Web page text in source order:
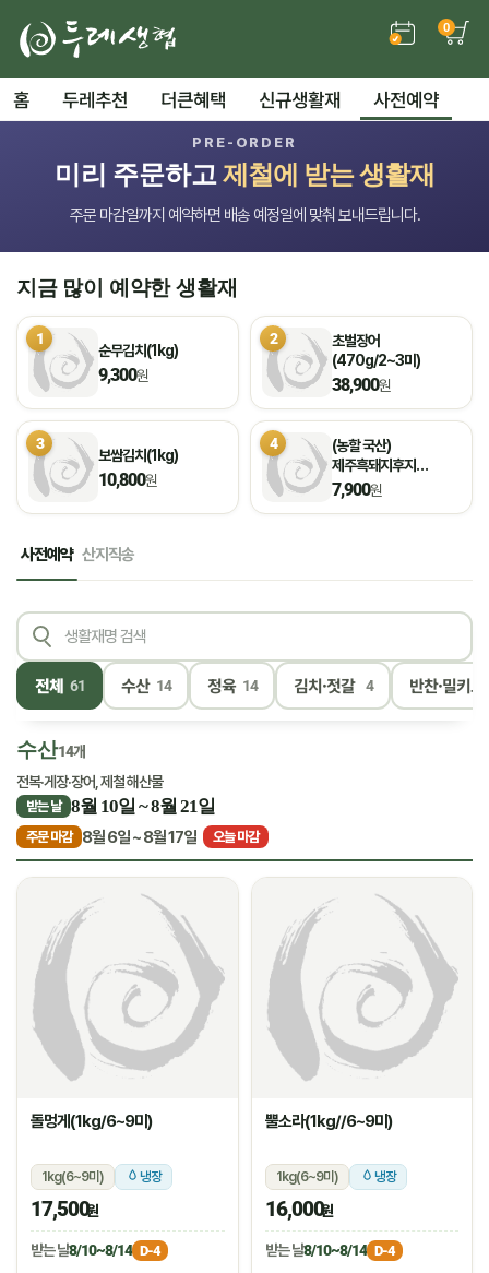
0
홈 두레추천 더큰혜택 신규생활재 사전예약
PRE-ORDER
미리 주문하고제철에 받는 생활재
주문 마감일까지 예약하면 배송 예정일에 맞춰 보내드립니다.
지금 많이 예약한 생활재
1
순무김치(1kg)
9,300원
2
초벌장어
(470g/2~3미)
38,900원
3
보쌈김치(1kg)
10,800원
4
(농할 국산)
제주흑돼지후지
(불고기용/500g)
7,900원
사전예약 산지직송
전체 61 수산 14 정육 14 김치·젓갈 4 반찬·밀키트
수산14개
전복·게장·장어, 제철 해산물
받는 날 8월 10일 ~ 8월 21일
주문 마감 8월 6일 ~ 8월 17일 오늘 마감
돌멍게(1kg/6~9미)
1kg(6~9미) 냉장
17,500원
받는 날8/10~8/14 D-4
뿔소라(1kg//6~9미)
1kg(6~9미) 냉장
16,000원
받는 날8/10~8/14 D-4